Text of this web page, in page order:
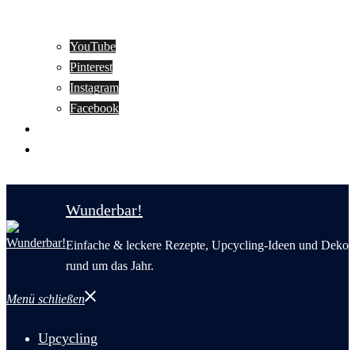
YouTube
Pinterest
Instagram
Facebook
Wunderbar!
Einfache & leckere Rezepte, Upcycling-Ideen und Deko
rund um das Jahr.
Menü schließen
Upcycling